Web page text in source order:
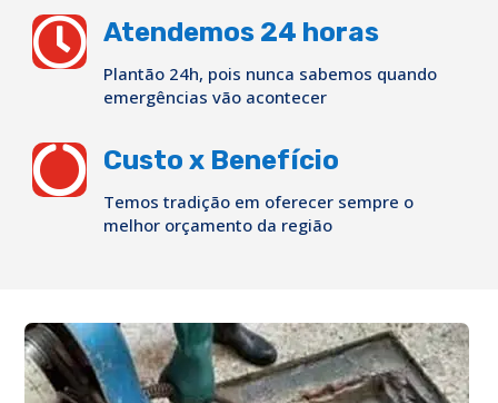
 Atendemos 24 horas
Plantão 24h, pois nunca sabemos quando
emergências vão acontecer
 Custo x Benefício
Temos tradição em oferecer sempre o
melhor orçamento da região